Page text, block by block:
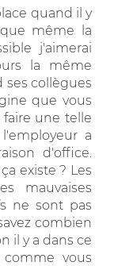
quand il y
même la
j'aimerai
la même
collègues
que vous
faire une telle
a
d'office.
existe ? Les
mauvaises
ne sont pas
combien
il y a dans ce
vous